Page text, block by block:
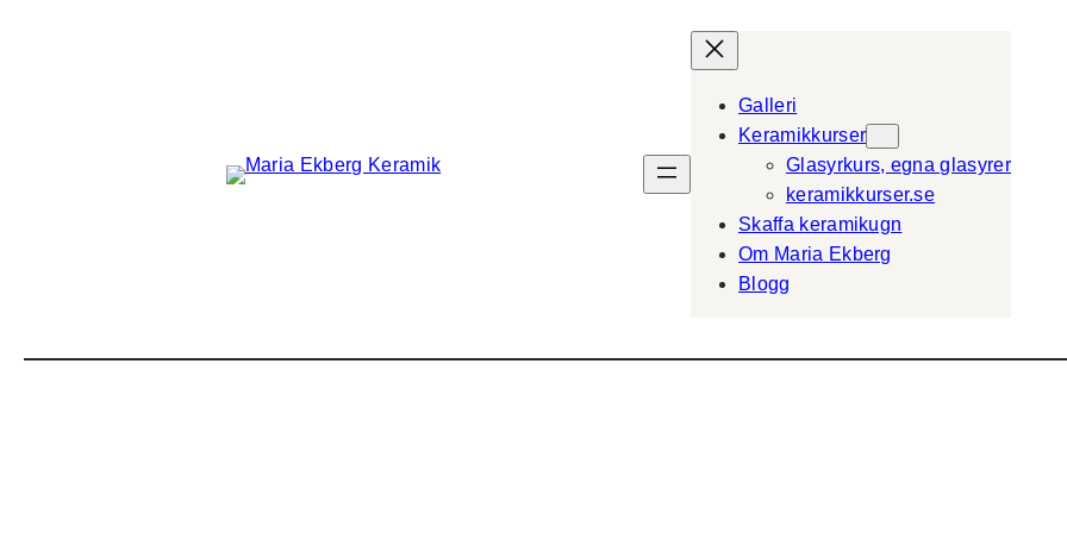
Galleri
Keramikkurser
Glasyrkurs, egna glasyrer
keramikkurser.se
Skaffa keramikugn
Om Maria Ekberg
Blogg